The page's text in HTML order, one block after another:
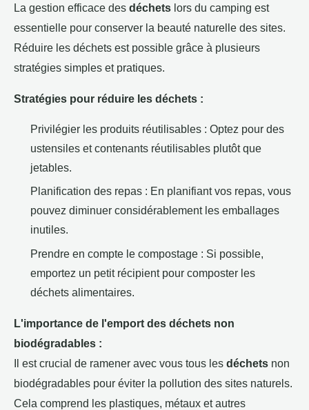
La gestion efficace des déchets lors du camping est
essentielle pour conserver la beauté naturelle des sites.
Réduire les déchets est possible grâce à plusieurs
stratégies simples et pratiques.
Stratégies pour réduire les déchets :
Privilégier les produits réutilisables : Optez pour des
ustensiles et contenants réutilisables plutôt que
jetables.
Planification des repas : En planifiant vos repas, vous
pouvez diminuer considérablement les emballages
inutiles.
Prendre en compte le compostage : Si possible,
emportez un petit récipient pour composter les
déchets alimentaires.
L'importance de l'emport des déchets non
biodégradables :
Il est crucial de ramener avec vous tous les déchets non
biodégradables pour éviter la pollution des sites naturels.
Cela comprend les plastiques, métaux et autres